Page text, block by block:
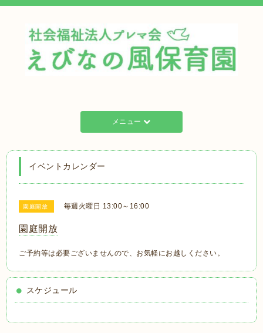
メニュー
イベントカレンダー
園庭開放 毎週火曜日 13:00～16:00
園庭開放
ご予約等は必要ございませんので、お気軽にお越しください。
スケジュール